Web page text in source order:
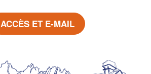
ACCÈS ET E-MAIL